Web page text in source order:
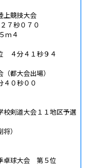
競技大会
２７秒０７０
４
４分４１秒９４
都大会出場）
４０秒００
剣道大会１１地区予選
）
季卓球大会 第５位